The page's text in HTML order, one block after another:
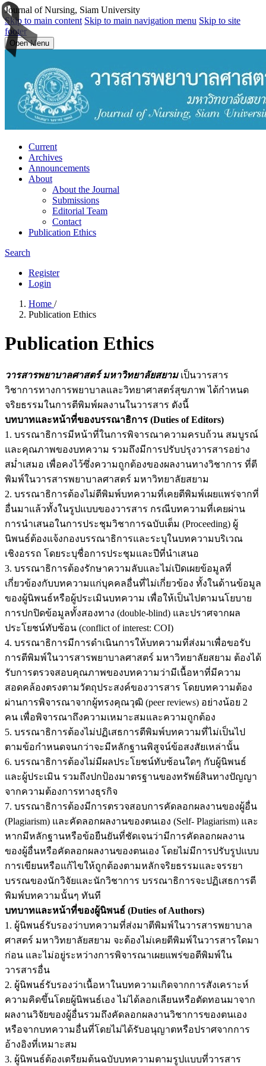
Journal of Nursing, Siam University
Skip to main content Skip to main navigation menu Skip to site
footer
Open Menu
Current
Archives
Announcements
About
About the Journal
Submissions
Editorial Team
Contact
Publication Ethics
Search
Register
Login
Home /
Publication Ethics
Publication Ethics
วารสารพยาบาลศาสตร์ มหาวิทยาลัยสยามเป็นวารสาร
วิชาการทางการพยาบาลและวิทยาศาสตร์สุขภาพ ได้กำหนด
จริยธรรมในการตีพิมพ์ผลงานในวารสาร ดังนี้
บทบาทและหน้าที่ของบรรณาธิการ (Duties of Editors)
1. บรรณาธิการมีหน้าที่ในการพิจารณาความครบถ้วน สมบูรณ์
และคุณภาพของบทความ รวมถึงมีการปรับปรุงวารสารอย่าง
สม่ำเสมอ เพื่อคงไว้ซึ่งความถูกต้องของผลงานทางวิชาการ ที่ตี
พิมพ์ในวารสารพยาบาลศาสตร์ มหาวิทยาลัยสยาม
2. บรรณาธิการต้องไม่ตีพิมพ์บทความที่เคยตีพิมพ์เผยแพร่จากที่
อื่นมาแล้วทั้งในรูปแบบของวารสาร กรณีบทความที่เคยผ่าน
การนำเสนอในการประชุมวิชาการฉบับเต็ม (Proceeding) ผู้
นิพนธ์ต้องแจ้งกองบรรณาธิการและระบุในบทความบริเวณ
เชิงอรรถ โดยระบุชื่อการประชุมและปีที่นำเสนอ
3. บรรณาธิการต้องรักษาความลับและไม่เปิดเผยข้อมูลที่
เกี่ยวข้องกับบทความแก่บุคคลอื่นที่ไม่เกี่ยวข้อง ทั้งในด้านข้อมูล
ของผู้นิพนธ์หรือผู้ประเมินบทความ เพื่อให้เป็นไปตามนโยบาย
การปกปิดข้อมูลทั้งสองทาง (double-blind) และปราศจากผล
ประโยชน์ทับซ้อน (conflict of interest: COI)
4. บรรณาธิการมีการดำเนินการให้บทความที่ส่งมาเพื่อขอรับ
การตีพิมพ์ในวารสารพยาบาลศาสตร์ มหาวิทยาลัยสยาม ต้องได้
รับการตรวจสอบคุณภาพของบทความว่ามีเนื้อหาที่มีความ
สอดคล้องตรงตามวัตถุประสงค์ของวารสาร โดยบทความต้อง
ผ่านการพิจารณาจากผู้ทรงคุณวุฒิ (peer reviews) อย่างน้อย 2
คน เพื่อพิจารณาถึงความเหมาะสมและความถูกต้อง
5. บรรณาธิการต้องไม่ปฏิเสธการตีพิมพ์บทความที่ไม่เป็นไป
ตามข้อกำหนดจนกว่าจะมีหลักฐานพิสูจน์ข้อสงสัยเหล่านั้น
6. บรรณาธิการต้องไม่มีผลประโยชน์ทับซ้อนใดๆ กับผู้นิพนธ์
และผู้ประเมิน รวมถึงปกป้องมาตรฐานของทรัพย์สินทางปัญญา
จากความต้องการทางธุรกิจ
7. บรรณาธิการต้องมีการตรวจสอบการคัดลอกผลงานของผู้อื่น
(Plagiarism) และคัดลอกผลงานของตนเอง (Self- Plagiarism) และ
หากมีหลักฐานหรือข้อยืนยันที่ชัดเจนว่ามีการคัดลอกผลงาน
ของผู้อื่นหรือคัดลอกผลงานของตนเอง โดยไม่มีการปรับรูปแบบ
การเขียนหรือแก้ไขให้ถูกต้องตามหลักจริยธรรมและจรรยา
บรรณของนักวิจัยและนักวิชาการ บรรณาธิการจะปฏิเสธการตี
พิมพ์บทความนั้นๆ ทันที
บทบาทและหน้าที่ของผู้นิพนธ์ (Duties of Authors)
1. ผู้นิพนธ์รับรองว่าบทความที่ส่งมาตีพิมพ์ในวารสารพยาบาล
ศาสตร์ มหาวิทยาลัยสยาม จะต้องไม่เคยตีพิมพ์ในวารสารใดมา
ก่อน และไม่อยู่ระหว่างการพิจารณาเผยแพร่ขอตีพิมพ์ใน
วารสารอื่น
2. ผู้นิพนธ์รับรองว่าเนื้อหาในบทความเกิดจากการสังเคราะห์
ความคิดขึ้นโดยผู้นิพนธ์เอง ไม่ได้ลอกเลียนหรือตัดทอนมาจาก
ผลงานวิจัยของผู้อื่นรวมถึงคัดลอกผลงานวิชาการของตนเอง
หรือจากบทความอื่นที่โดยไม่ได้รับอนุญาตหรือปราศจากการ
อ้างอิงที่เหมาะสม
3. ผู้นิพนธ์ต้องเตรียมต้นฉบับบทความตามรูปแบบที่วารสาร